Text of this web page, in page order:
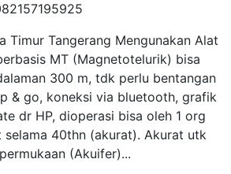
Timur Tangerang Mengunakan Alat
MT (Magnetotelurik) bisa
300 m, tdk perlu bentangan
& go, koneksi via bluetooth, grafik
dr HP, dioperasi bisa oleh 1 org
selama 40thn (akurat). Akurat utk
(Akuifer)...